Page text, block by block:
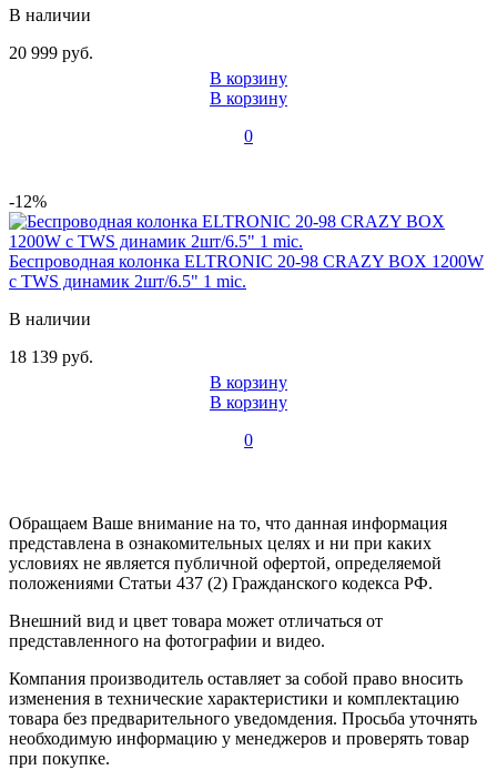
В наличии
20 999 руб.
В корзину
В корзину
0
-12%
Беспроводная колонка ELTRONIC 20-98 CRAZY BOX 1200W
с TWS динамик 2шт/6.5" 1 mic.
В наличии
18 139 руб.
В корзину
В корзину
0
Обращаем Ваше внимание на то, что данная информация
представлена в ознакомительных целях и ни при каких
условиях не является публичной офертой, определяемой
положениями Статьи 437 (2) Гражданского кодекса РФ.
Внешний вид и цвет товара может отличаться от
представленного на фотографии и видео.
Компания производитель оставляет за собой право вносить
изменения в технические характеристики и комплектацию
товара без предварительного уведомдения. Просьба уточнять
необходимую информацию у менеджеров и проверять товар
при покупке.